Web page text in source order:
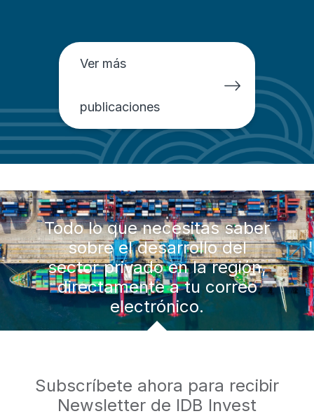
Ver más
publicaciones
Todo lo que necesitas saber
sobre el desarrollo del
sector privado en la región,
directamente a tu correo
electrónico.
Subscríbete ahora para recibir
Newsletter de IDB Invest